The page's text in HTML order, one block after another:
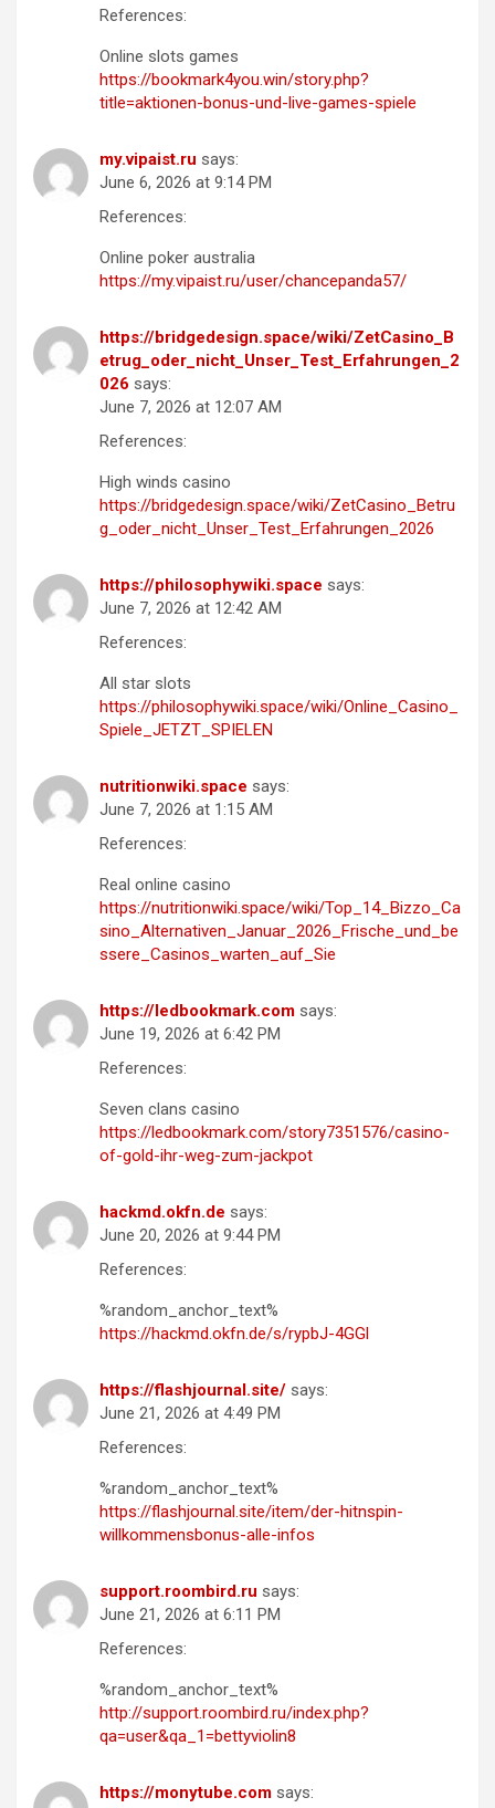
References:
Online slots games
https://bookmark4you.win/story.php?
title=aktionen-bonus-und-live-games-spiele
my.vipaist.ru says:
June 6, 2026 at 9:14 PM
References:
Online poker australia
https://my.vipaist.ru/user/chancepanda57/
https://bridgedesign.space/wiki/ZetCasino_B
etrug_oder_nicht_Unser_Test_Erfahrungen_2
026 says:
June 7, 2026 at 12:07 AM
References:
High winds casino
https://bridgedesign.space/wiki/ZetCasino_Betru
g_oder_nicht_Unser_Test_Erfahrungen_2026
https://philosophywiki.space says:
June 7, 2026 at 12:42 AM
References:
All star slots
https://philosophywiki.space/wiki/Online_Casino_
Spiele_JETZT_SPIELEN
nutritionwiki.space says:
June 7, 2026 at 1:15 AM
References:
Real online casino
https://nutritionwiki.space/wiki/Top_14_Bizzo_Ca
sino_Alternativen_Januar_2026_Frische_und_be
ssere_Casinos_warten_auf_Sie
https://ledbookmark.com says:
June 19, 2026 at 6:42 PM
References:
Seven clans casino
https://ledbookmark.com/story7351576/casino-
of-gold-ihr-weg-zum-jackpot
hackmd.okfn.de says:
June 20, 2026 at 9:44 PM
References:
%random_anchor_text%
https://hackmd.okfn.de/s/rypbJ-4GGl
https://flashjournal.site/ says:
June 21, 2026 at 4:49 PM
References:
%random_anchor_text%
https://flashjournal.site/item/der-hitnspin-
willkommensbonus-alle-infos
support.roombird.ru says:
June 21, 2026 at 6:11 PM
References:
%random_anchor_text%
http://support.roombird.ru/index.php?
qa=user&qa_1=bettyviolin8
https://monytube.com says: